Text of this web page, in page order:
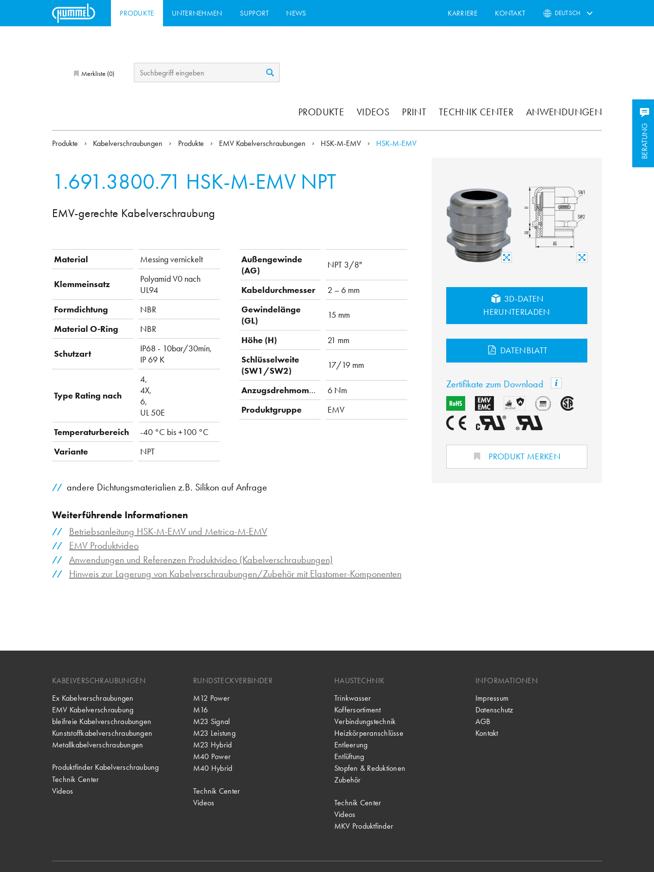
PRODUKTE UNTERNEHMEN SUPPORT NEWS KARRIERE KONTAKT DEUTSCH
Merkliste (0)
PRODUKTE VIDEOS PRINT TECHNIK CENTER ANWENDUNGEN
BERATUNG
BERATUNG
Produkte Kabelverschraubungen Produkte EMV Kabelverschraubungen HSK-M-EMV HSK-M-EMV
1.691.3800.71 HSK-M-EMV NPT
EMV-gerechte Kabelverschraubung
Material Messing vernickelt
Klemmeinsatz
Polyamid V0 nach
UL94
Formdichtung
NBR
Material O-Ring
NBR
Schutzart
IP68 - 10bar/30min,
IP 69 K
Type Rating nach
4,
4X,
6,
UL 50E
Temperaturbereich
-40 °C bis +100 °C
Variante
NPT
Außengewinde
(AG)
NPT 3/8"
Kabeldurchmesser
2 – 6 mm
Gewindelänge
(GL)
15 mm
Höhe (H)
21 mm
Schlüsselweite
(SW1/SW2)
17/19 mm
Anzugsdrehmoment
6 Nm
Produktgruppe
EMV
andere Dichtungsmaterialien z.B. Silikon auf Anfrage
Weiterführende Informationen
Betriebsanleitung HSK-M-EMV und Metrica-M-EMV
EMV Produktvideo
Anwendungen und Referenzen Produktvideo (Kabelverschraubungen)
Hinweis zur Lagerung von Kabelverschraubungen/Zubehör mit Elastomer-Komponenten
3D-DATEN
HERUNTERLADEN
DATENBLATT
Zertifikate zum Download
PRODUKT MERKEN
KABELVERSCHRAUBUNGEN
Ex Kabelverschraubungen
EMV Kabelverschraubung
bleifreie Kabelverschraubungen
Kunststoffkabelverschraubungen
Metallkabelverschraubungen
Produktfinder Kabelverschraubung
Technik Center
Videos
RUNDSTECKVERBINDER
M12 Power
M16
M23 Signal
M23 Leistung
M23 Hybrid
M40 Power
M40 Hybrid
Technik Center
Videos
HAUSTECHNIK
Trinkwasser
Koffersortiment
Verbindungstechnik
Heizkörperanschlüsse
Entleerung
Entlüftung
Stopfen & Reduktionen
Zubehör
Technik Center
Videos
MKV Produktfinder
INFORMATIONEN
Impressum
Datenschutz
AGB
Kontakt